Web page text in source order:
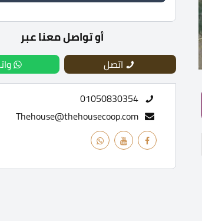
أو تواصل معنا عبر
اتصل
01050830354
Thehouse@thehousecoop.com